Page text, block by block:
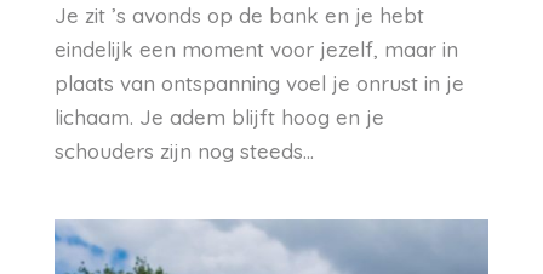
Je zit ’s avonds op de bank en je hebt
eindelijk een moment voor jezelf, maar in
plaats van ontspanning voel je onrust in je
lichaam. Je adem blijft hoog en je
schouders zijn nog steeds...